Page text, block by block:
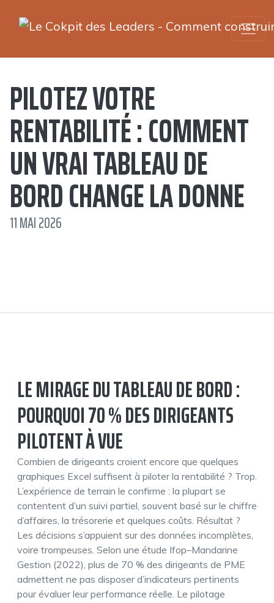
PILOTEZ VOTRE
RENTABILITÉ : COMMENT
UN VRAI TABLEAU DE
BORD CHANGE LA DONNE
11 MAI 2026
LE MIRAGE DU TABLEAU DE BORD :
POURQUOI 70 % DES DIRIGEANTS
PILOTENT À VUE
Combien de dirigeants croient encore que quelques
graphiques Excel suffisent à piloter la rentabilité ? Trop.
L’expérience de terrain le confirme : la plupart se
contentent d’un suivi partiel, souvent basé sur le chiffre
d’affaires, la trésorerie et quelques coûts. Résultat ?
Les décisions s’appuient sur des données incomplètes,
voire trompeuses. Selon une étude Ifop–Mandarine
Gestion (2022), plus de 70 % des dirigeants de PME
admettent ne pas disposer d’indicateurs pertinents
pour évaluer leur performance réelle. Le pilotage